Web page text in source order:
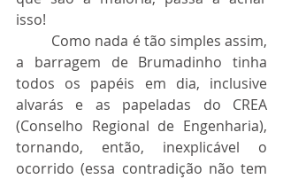
isso!
a barragem de Brumadinho tinha
todos os papéis em dia, inclusive
alvarás e as papeladas do CREA
(Conselho Regional de Engenharia),
tornando, então, inexplicável o
ocorrido (essa contradição não tem